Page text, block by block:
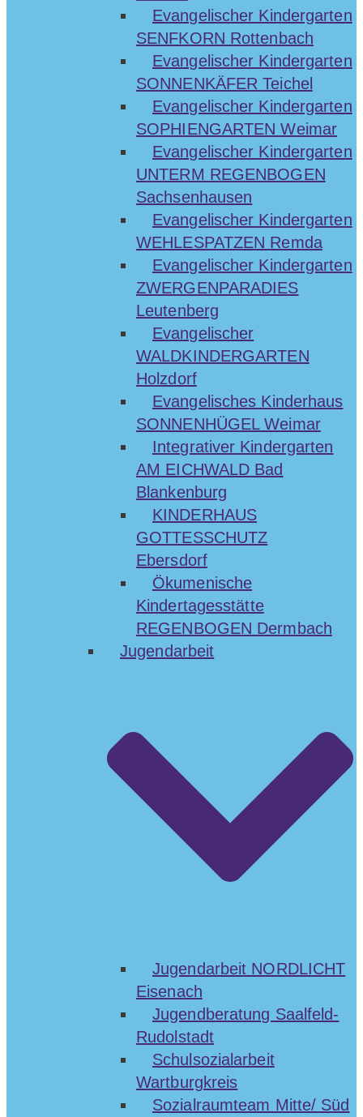
Evangelischer Kindergarten
SENFKORN Rottenbach
Evangelischer Kindergarten
SONNENKÄFER Teichel
Evangelischer Kindergarten
SOPHIENGARTEN Weimar
Evangelischer Kindergarten
UNTERM REGENBOGEN
Sachsenhausen
Evangelischer Kindergarten
WEHLESPATZEN Remda
Evangelischer Kindergarten
ZWERGENPARADIES
Leutenberg
Evangelischer
WALDKINDERGARTEN
Holzdorf
Evangelisches Kinderhaus
SONNENHÜGEL Weimar
Integrativer Kindergarten
AM EICHWALD Bad
Blankenburg
KINDERHAUS
GOTTESSCHUTZ
Ebersdorf
Ökumenische
Kindertagesstätte
REGENBOGEN Dermbach
Jugendarbeit
Jugendarbeit NORDLICHT
Eisenach
Jugendberatung Saalfeld-
Rudolstadt
Schulsozialarbeit
Wartburgkreis
Sozialraumteam Mitte/ Süd